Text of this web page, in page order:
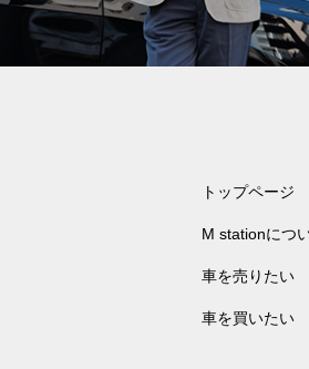
トップページ
M stationにつ
車を売りたい
車を買いたい